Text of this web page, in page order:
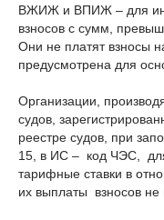
ВЖИЖ и ВПИЖ – для
взносов с сумм,
Они не платят взносы
предусмотрена для
Организации,
судов,
реестре судов, при
15, в ИС – код ЧЭС,
тарифные ставки в
их выплаты взносов не